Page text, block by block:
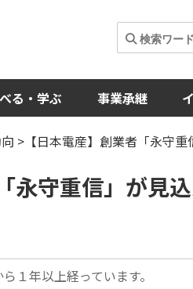
る・学ぶ 事業承継
>【日本電産】創業者「永守
永守重信」が見
１年以上経っています。